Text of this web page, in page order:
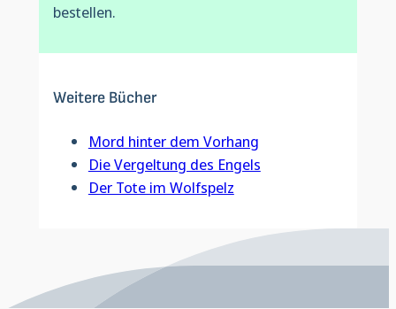
bestellen.
Weitere Bücher
Mord hinter dem Vorhang
Die Vergeltung des Engels
Der Tote im Wolfspelz